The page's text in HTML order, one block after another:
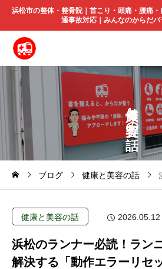
浜松市の整体・整骨院｜首こり・頭痛・腰痛
通事故対応｜みんなのからだ
と
の
ブログ 健康と美容の話
健康と美容の話 2026.05.12
浜松のランナー必読！ラン
解決する「動作エラーリセ